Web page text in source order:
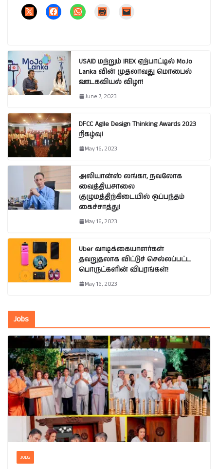
USAID மற்றும் IREX ஏற்பாட்டில் MoJo
Lanka வின் முதலாவது மொபைல்
ஊடகவியல் விழா!
June 7, 2023
DFCC Agile Design Thinking Awards 2023
நிகழ்வு!
May 16, 2023
அலியான்ஸ் லங்கா, நவலோக
வைத்தியசாலை
குழுமத்திற்கிடையில் ஒப்பந்தம்
கைச்சாத்து!
May 16, 2023
Uber வாடிக்கையாளர்கள்
தவறுதலாக விட்டுச் செல்லப்பட்ட
பொருட்களின் விபரங்கள்!
May 16, 2023
Jobs
JOBS